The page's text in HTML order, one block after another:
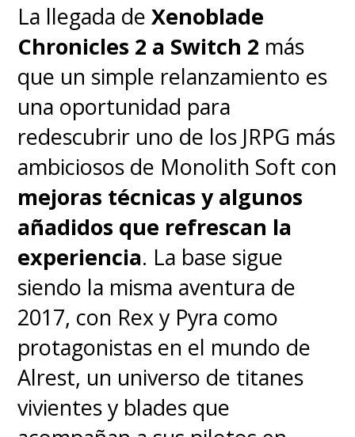
En definitiva, Rhythm Heaven
La llegada deXenoblade
Chronicles 2 a Switch 2 más
que un simple relanzamiento es
una oportunidad para
redescubrir uno de los JRPG más
ambiciosos de Monolith Soft con
mejoras técnicas y algunos
añadidos que refrescan la
experiencia. La base sigue
siendo la misma aventura de
2017, con Rex y Pyra como
protagonistas en el mundo de
Alrest, un universo de titanes
vivientes y blades que